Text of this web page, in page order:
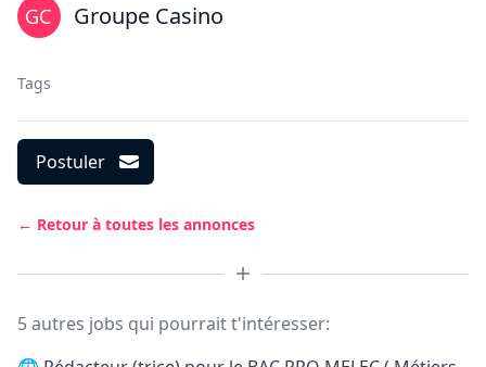
Groupe Casino
Tags
Postuler
← Retour à toutes les annonces
5 autres jobs qui pourrait t'intéresser: